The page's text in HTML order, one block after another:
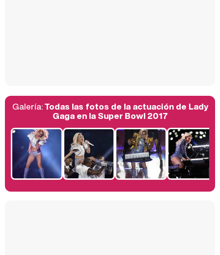
Belén Esteban: "Estoy emocionada, muy contenta y muy feliz por llegar a RTVE"
Galería:Todas las fotos de la actuación de Lady
Gaga en la Super Bowl 2017